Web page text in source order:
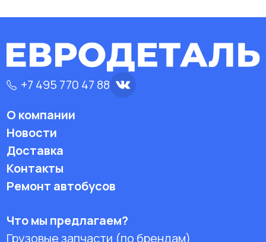
+7 495 770 47 88
О компании
Новости
Доставка
Контакты
Ремонт автобусов
Что мы предлагаем?
Грузовые запчасти (по брендам)